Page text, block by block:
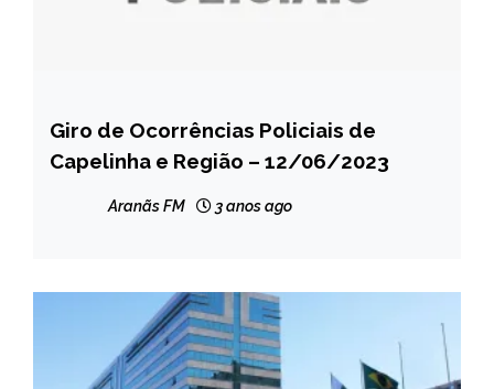
CAPELINHA
MINAS
Giro de Ocorrências Policiais de
Capelinha e Região – 12/06/2023
Aranãs FM 3 anos ago